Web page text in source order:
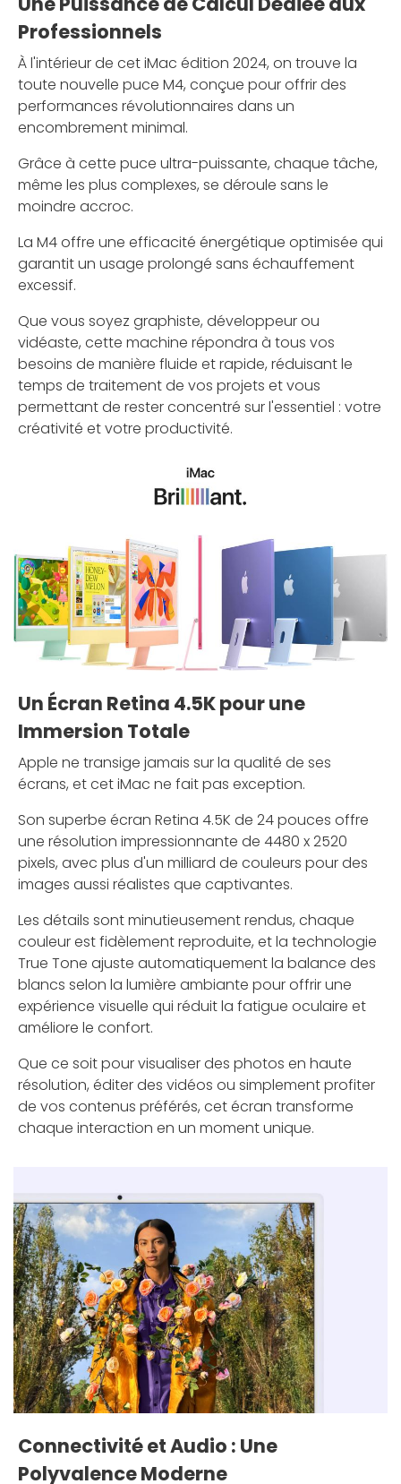
Professionnels
À l'intérieur de cet iMac édition 2024, on trouve la
toute nouvelle puce M4, conçue pour offrir des
performances révolutionnaires dans un
encombrement minimal.
Grâce à cette puce ultra-puissante, chaque tâche,
même les plus complexes, se déroule sans le
moindre accroc.
La M4 offre une efficacité énergétique optimisée qui
garantit un usage prolongé sans échauffement
excessif.
Que vous soyez graphiste, développeur ou
vidéaste, cette machine répondra à tous vos
besoins de manière fluide et rapide, réduisant le
temps de traitement de vos projets et vous
permettant de rester concentré sur l'essentiel : votre
créativité et votre productivité.
Un Écran Retina 4.5K pour une
Immersion Totale
Apple ne transige jamais sur la qualité de ses
écrans, et cet iMac ne fait pas exception.
Son superbe écran Retina 4.5K de 24 pouces offre
une résolution impressionnante de 4480 x 2520
pixels, avec plus d'un milliard de couleurs pour des
images aussi réalistes que captivantes.
Les détails sont minutieusement rendus, chaque
couleur est fidèlement reproduite, et la technologie
True Tone ajuste automatiquement la balance des
blancs selon la lumière ambiante pour offrir une
expérience visuelle qui réduit la fatigue oculaire et
améliore le confort.
Que ce soit pour visualiser des photos en haute
résolution, éditer des vidéos ou simplement profiter
de vos contenus préférés, cet écran transforme
chaque interaction en un moment unique.
Connectivité et Audio : Une
Polyvalence Moderne